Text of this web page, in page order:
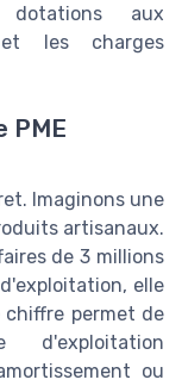
aux
et les charges
PME
Imaginons une
artisanaux.
de 3 millions
elle
chiffre permet de
ou